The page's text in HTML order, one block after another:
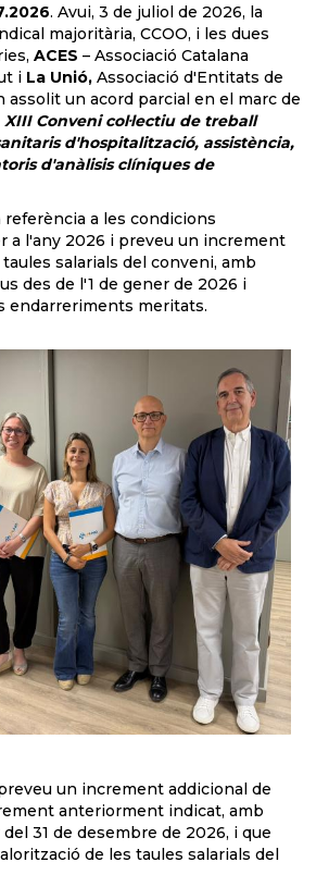
. Avui, 3 de juliol de 2026, la
majoritària, CCOO, i les dues
ACES – Associació Catalana
i La Unió, Associació d'Entitats de
assolit un acord parcial en el marc de
XIII Conveni col·lectiu de treball
d'hospitalització, assistència,
d'anàlisis clíniques de
referència a les condicions
a l'any 2026 i preveu un increment
salarials del conveni, amb
des de l'1 de gener de 2026 i
endarreriments meritats.
un increment addicional de
anteriorment indicat, amb
31 de desembre de 2026, i que
de les taules salarials del